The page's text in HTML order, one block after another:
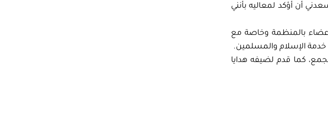
أن أؤكد لمعاليه بأنني
بالمنظمة وخاصة مع
خدمة الإسلام والمسلمين.
كما قدم لضيفه هدايا